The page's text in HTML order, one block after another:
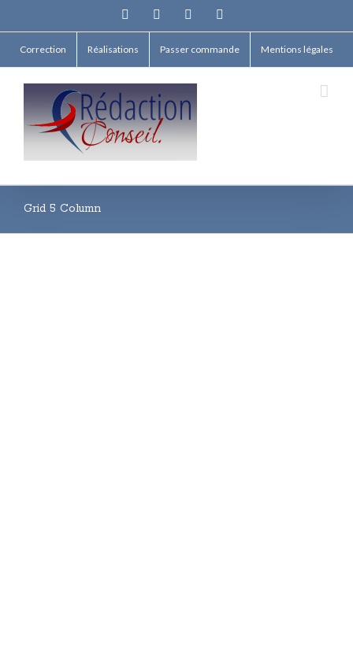
FacebookTwitter Linkedin
Correction Réalisations Passer commande Mentions légales
Grid 5 Column